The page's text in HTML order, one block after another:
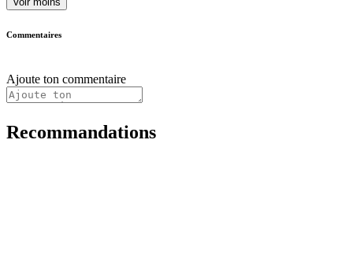
Commentaires
Ajoute ton commentaire
Recommandations